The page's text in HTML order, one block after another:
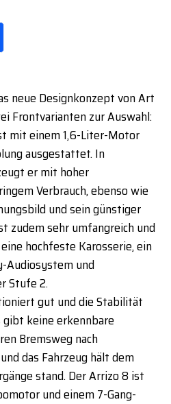
neue Designkonzept von Art
Frontvarianten zur Auswahl:
mit einem 1,6-Liter-Motor
ausgestattet. In
er mit hoher
Verbrauch, ebenso wie
und sein günstiger
zudem sehr umfangreich und
hochfeste Karosserie, ein
Audiosystem und
Stufe 2.
gut und die Stabilität
keine erkennbare
Bremsweg nach
das Fahrzeug hält dem
stand. Der Arrizo 8 ist
und einem 7-Gang-